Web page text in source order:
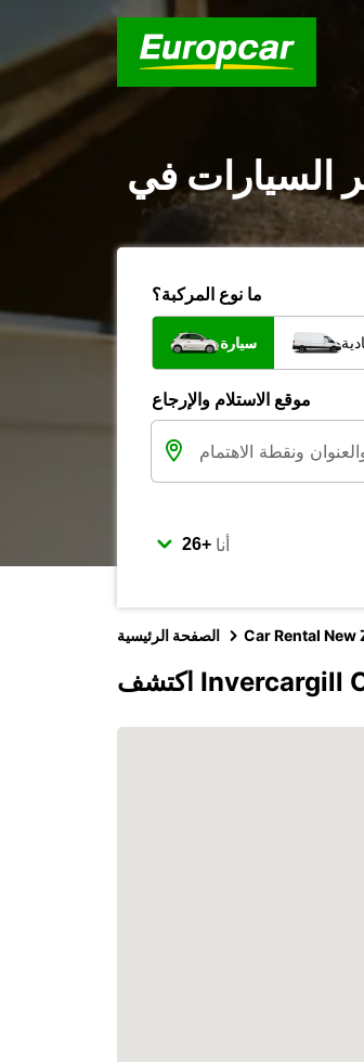
ما نوع المركبة؟
سيارة
موقع الاستلام والإرجاع
أنا
الصفحة الرئيسية Car Rental New